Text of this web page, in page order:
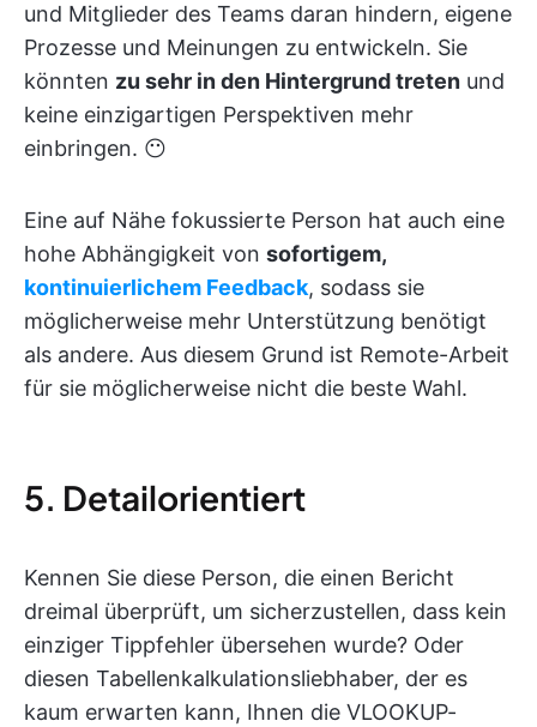
und Mitglieder des Teams daran hindern, eigene
Prozesse und Meinungen zu entwickeln. Sie
könnten zu sehr in den Hintergrund treten und
keine einzigartigen Perspektiven mehr
einbringen. 😶
Eine auf Nähe fokussierte Person hat auch eine
hohe Abhängigkeit von sofortigem,
kontinuierlichem Feedback, sodass sie
möglicherweise mehr Unterstützung benötigt
als andere. Aus diesem Grund ist Remote-Arbeit
für sie möglicherweise nicht die beste Wahl.
5. Detailorientiert
Kennen Sie diese Person, die einen Bericht
dreimal überprüft, um sicherzustellen, dass kein
einziger Tippfehler übersehen wurde? Oder
diesen Tabellenkalkulationsliebhaber, der es
kaum erwarten kann, Ihnen die VLOOKUP-